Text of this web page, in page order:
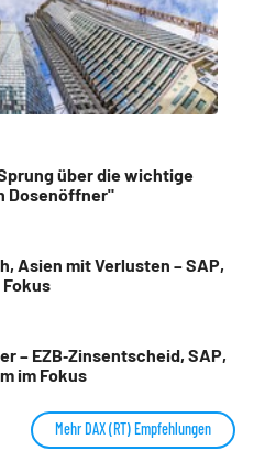
über die wichtige
Dosenöffner"
Asien mit Verlusten – SAP,
Fokus
– EZB‑Zinsentscheid, SAP,
im Fokus
Mehr DAX (RT) Empfehlungen